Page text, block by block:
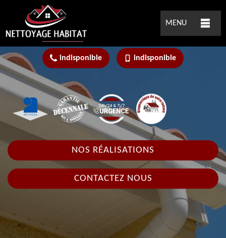
MENU
indisponible indisponible
NOS RÉALISATIONS
CONTACTEZ NOUS